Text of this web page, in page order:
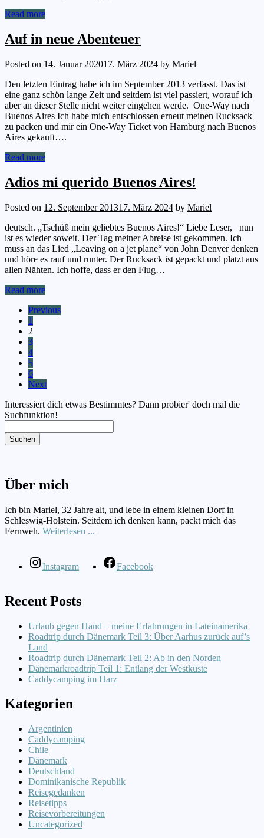
Read more
Auf in neue Abenteuer
Posted on 14. Januar 202017. März 2024 by Mariel
Den letzten Eintrag habe ich im September 2013 verfasst. Das ist
eine ganz schön lange Zeit und seitdem ist viel passiert, worauf ich
aber an dieser Stelle nicht weiter eingehen werde. One-Way nach
Buenos Aires Ich habe mich entschlossen erneut meinen Rucksack
zu packen und mir ein One-Way Ticket von Hamburg nach Buenos
Aires gekauft….
Read more
Adios mi querido Buenos Aires!
Posted on 12. September 201317. März 2024 by Mariel
deutsch. „Tschüß mein geliebtes Buenos Aires!“ Liebe Leser, nun
ist es wieder soweit. Der Tag meiner Abreise ist gekommen. Ich
muss an das Lied „Leaving on a jet plane“ von John Denver denken
und höre es rauf und runter. Der Rucksack ist gepackt und platzt aus
allen Nähten. Ich hoffe, dass er den Flug…
Read more
Previous
1
2
3
4
5
6
Next
Interessiert dich etwas Bestimmtes? Dann probier' doch mal die
Suchfunktion!
Suchen
Über mich
Ich bin Mariel, 32 Jahre alt, und lebe in einem kleinen Dorf in
Schleswig-Holstein. Seitdem ich denken kann, packt mich das
Fernweh. Weiterlesen ...
Instagram Facebook
Recent Posts
Urlaub gegen Hand – meine Erfahrungen in Lateinamerika
Roadtrip durch Dänemark Teil 3: Über Aarhus zurück auf’s
Land
Roadtrip durch Dänemark Teil 2: Ab in den Norden
Dänemarkroadtrip Teil 1: Entlang der Westküste
Caddycamping im Harz
Kategorien
Argentinien
Caddycamping
Chile
Dänemark
Deutschland
Dominikanische Republik
Reisegedanken
Reisetipps
Reisevorbereitungen
Uncategorized